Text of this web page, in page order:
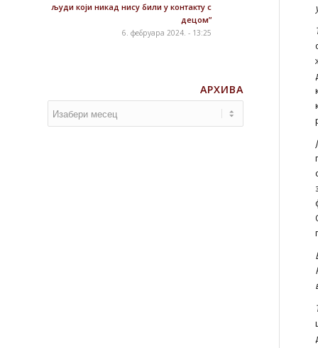
људи који никад нису били у контакту с
децом”
6. фебруара 2024. - 13:25
АРХИВА